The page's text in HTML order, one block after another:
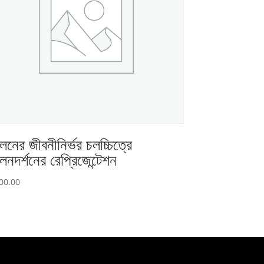
জীবনীনির্ভর চলচ্চিত্রে
রেপ্রিজেন্টেশন